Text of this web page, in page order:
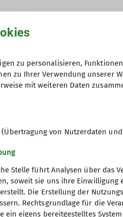
Wanderungen an.
zu personalisieren,
zu Ihrer Verwendung unserer
mit weiteren Daten
von Nutzerdaten
Stelle führt Analysen über das
soweit sie uns ihre
Die Erstellung der
Rechtsgrundlage für die
ein eigens bereitgestelltes